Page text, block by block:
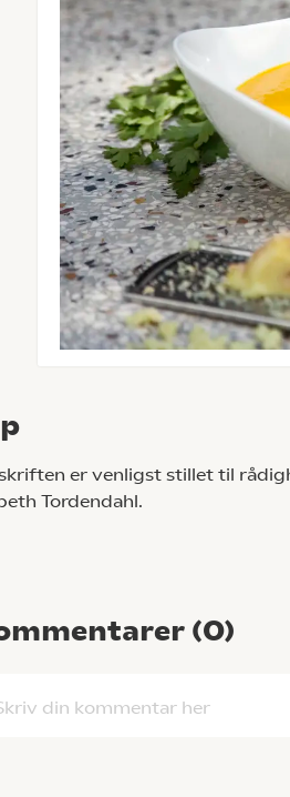
er venligst stillet til
Tordendahl.
(0)
din kommentar her